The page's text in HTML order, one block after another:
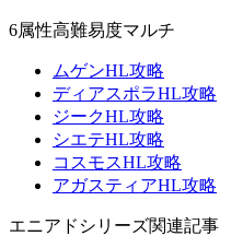
6属性高難易度マルチ
ムゲンHL攻略
ディアスポラHL攻略
ジークHL攻略
シエテHL攻略
コスモスHL攻略
アガスティアHL攻略
エニアドシリーズ関連記事